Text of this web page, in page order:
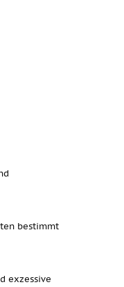
bestimmt
exzessive